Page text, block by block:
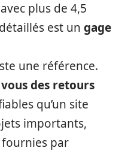
plus de 4,5
est un gage
une référence.
des retours
qu’un site
importants,
par